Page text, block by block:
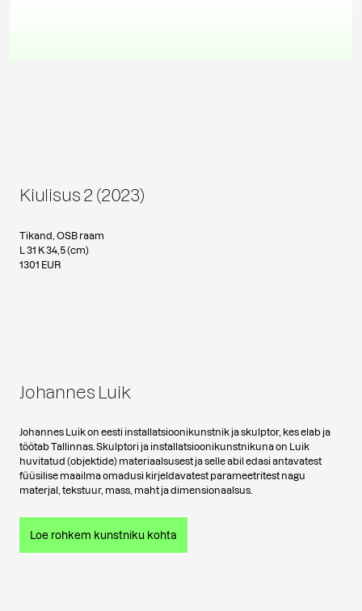
Kiulisus 2 (2023)
Tikand, OSB raam
L 31 K 34,5 (cm)
1301 EUR
Johannes Luik
Johannes Luik on eesti installatsioonikunstnik ja skulptor, kes elab ja
töötab Tallinnas. Skulptori ja installatsioonikunstnikuna on Luik
huvitatud (objektide) materiaalsusest ja selle abil edasi antavatest
füüsilise maailma omadusi kirjeldavatest parameetritest nagu
materjal, tekstuur, mass, maht ja dimensionaalsus.
Loe rohkem kunstniku kohta